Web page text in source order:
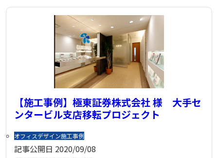
【施工事例】極東証券株式会社 様 大手セ
ンタービル支店移転プロジェクト
オフィスデザイン施工事例
記事公開日 2020/09/08